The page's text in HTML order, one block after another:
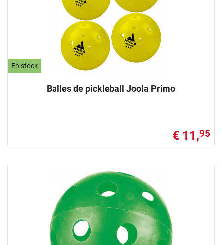
En stock
Balles de pickleball Joola Primo
€ 11,95